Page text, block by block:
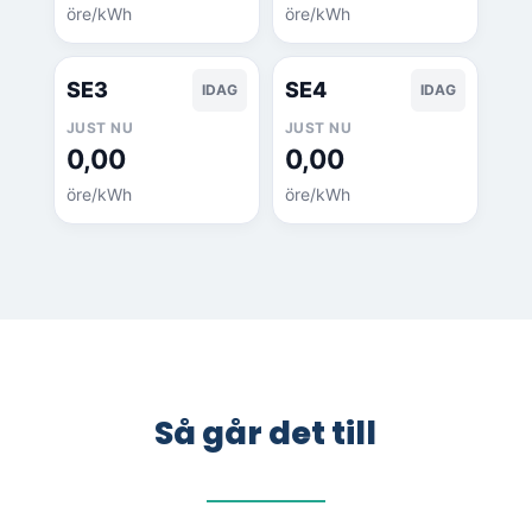
öre/kWh öre/kWh
SE3 IDAG
JUST NU
0,00
öre/kWh
SE4 IDAG
JUST NU
0,00
öre/kWh
Så går det till